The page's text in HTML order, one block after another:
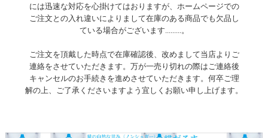
には迅速な対応を心掛けてはおりますが、ホームページでの
ご注文との入れ違いによりまして在庫のある商品でも欠品し
ている場合がございます.........。
ご注文を頂戴した時点で在庫確認後、改めまして当店よりご
連絡をさせていただきます。万が一売り切れの際はご連絡後
キャンセルのお手続きを進めさせていただきます。何卒ご理
解の上、ご了承くださいますよう宜しくお願い申し上げます。